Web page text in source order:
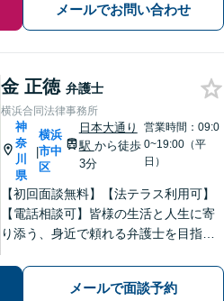
メールでお問い合わせ
金 正徳 弁護士
横浜合同法律事務所
神
奈
川
県
|
横浜
市中
区
日本大通り
駅 から徒歩
3分
営業時間：09:0
0~19:00（平
日）
【初回面談無料】【法テラス利用可】
【電話相談可】皆様の生活と人生に寄
り添う、身近で頼れる弁護士を目指し
で、皆様のご相談に応えます。離婚／
債務整理／刑事事件など、お任せくだ
メールで面談予約